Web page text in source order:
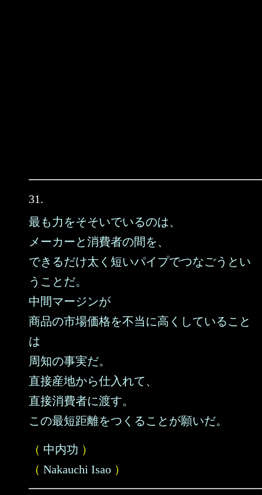
31.
最も力をそそいでいるのは、
メーカーと消費者の間を、
できるだけ太く短いパイプでつなごうとい
うことだ。
中間マージンが
商品の市場価格を不当に高くしていること
は
周知の事実だ。
直接産地から仕入れて、
直接消費者に渡す。
この最短距離をつくることが願いだ。
（ 中内功 ）
（ Nakauchi Isao ）